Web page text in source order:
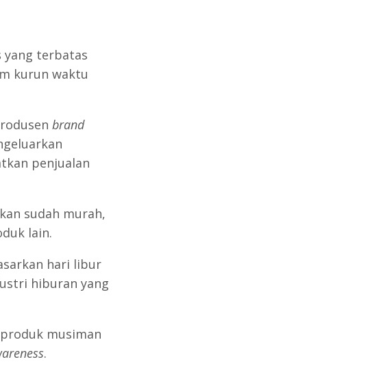
yang terbatas
kurun waktu
brand
penjualan
sudah murah,
lain.
hari libur
hiburan yang
musiman
.